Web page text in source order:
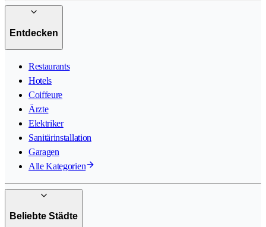
Entdecken
Restaurants
Hotels
Coiffeure
Ärzte
Elektriker
Sanitärinstallation
Garagen
Alle Kategorien
Beliebte Städte